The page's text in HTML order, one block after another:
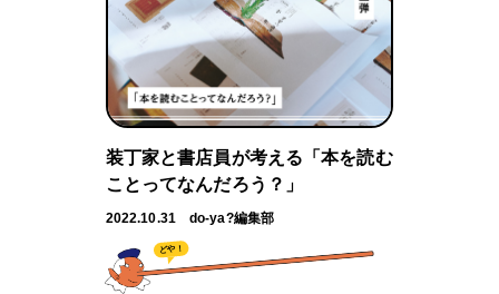
装丁家と書店員が考える「本を読む
ことってなんだろう？」
2022.10.31 do-ya?編集部
どや！